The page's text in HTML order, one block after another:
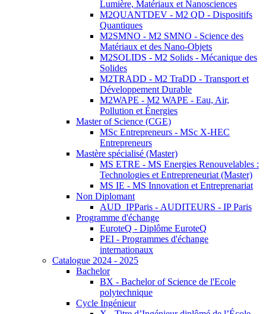
Lumière, Matériaux et Nanosciences
M2QUANTDEV - M2 QD - Dispositifs
Quantiques
M2SMNO - M2 SMNO - Science des
Matériaux et des Nano-Objets
M2SOLIDS - M2 Solids - Mécanique des
Solides
M2TRADD - M2 TraDD - Transport et
Développement Durable
M2WAPE - M2 WAPE - Eau, Air,
Pollution et Énergies
Master of Science (CGE)
MSc Entrepreneurs - MSc X-HEC
Entrepreneurs
Mastère spécialisé (Master)
MS ETRE - MS Energies Renouvelables :
Technologies et Entrepreneuriat (Master)
MS IE - MS Innovation et Entreprenariat
Non Diplomant
AUD_IPParis - AUDITEURS - IP Paris
Programme d'échange
EuroteQ - Diplôme EuroteQ
PEI - Programmes d'échange
internationaux
Catalogue 2024 - 2025
Bachelor
BX - Bachelor of Science de l'Ecole
polytechnique
Cycle Ingénieur